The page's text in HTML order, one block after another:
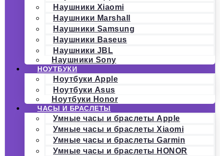
Наушники Xiaomi
Наушники Marshall
Наушники Samsung
Наушники Baseus
Наушники JBL
Наушники Sony
НОУТБУКИ
Ноутбуки Apple
Ноутбуки Asus
Ноутбуки Honor
ЧАСЫ И БРАСЛЕТЫ
Умные часы и браслеты Apple
Умные часы и браслеты Xiaomi
Умные часы и браслеты Garmin
Умные часы и браслеты HONOR